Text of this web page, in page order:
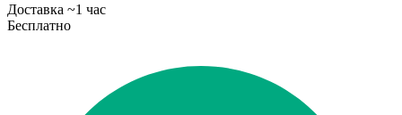
Доставка ~1 час
Бесплатно